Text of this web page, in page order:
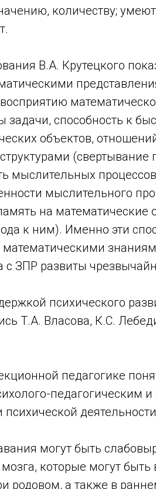
количеству;
В.А. Крутецкого
задачи, способность к
объектов,
(свертывание
мыслительных
мыслительного
на
к ним). Именно эти
с ЗПР развиты
психического
Т.А. Власова, К.С.
педагогике
педагогическим
психической
могут быть
которые могут
родовом, а также в